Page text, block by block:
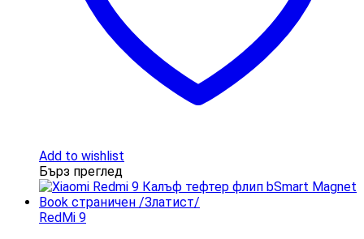
Add to wishlist
Бърз преглед
RedMi 9